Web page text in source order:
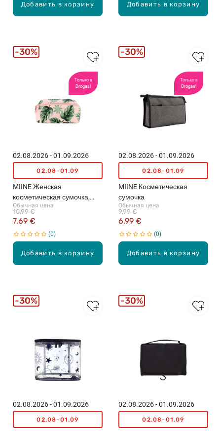
Добавить в корзину Добавить в корзину
Только в
Drogas!
Добавить в корзину
02.08.2026 - 01.09.2026
02.08-01.09
MIINE Женская
косметическая сумочка,
Palm Print
Обычная цена
7,69 €
10,99 €
0
30%
Только в
Drogas!
Добавить в корзину
02.08.2026 - 01.09.2026
02.08-01.09
MIINE Косметическая
сумочка
Обычная цена
6,99 €
9,99 €
0
30%
02.08.2026 - 01.09.2026
02.08-01.09
30%
02.08.2026 - 01.09.2026
02.08-01.09
30%